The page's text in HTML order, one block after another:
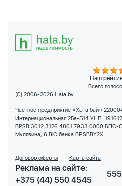
Наш
Всего
(C) 2006-2026 Hata.by
Частное предприятие «Хата бай»
Интернациональная 25а-514 УНП:
BPSB 3012 3126 4801 7933 0000 БПС-
Мулявина, 6 BIC банка BPSBBY2X
Договор оферты Карта сайта
Реклама на сайте:
+375 (44) 550 4545